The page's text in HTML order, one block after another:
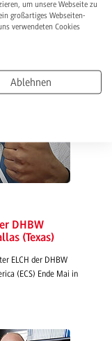
DHBW
(Texas)
ELCH der DHBW
(ECS) Ende Mai in
um unsere Webseite zu
großartiges Webseiten-
verwendeten Cookies
Ablehnen